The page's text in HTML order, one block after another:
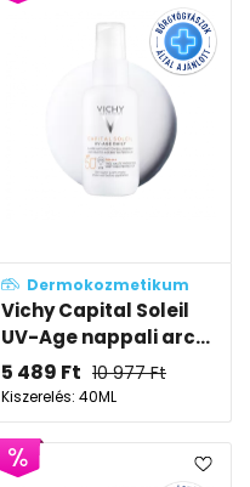
Dermokozmetikum
Vichy Capital Soleil
UV-Age nappali arc...
5 489 Ft 10 977Ft
Kiszerelés: 40ML